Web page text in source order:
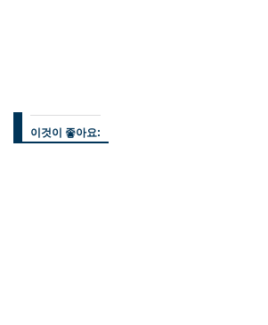
이것이 좋아요: